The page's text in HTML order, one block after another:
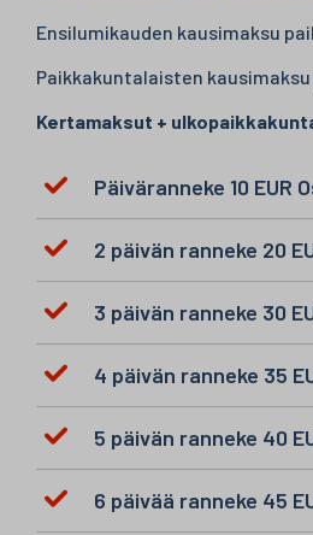
Ensilumikauden kausimaksu
Paikkakuntalaisten
Kertamaksut +
Päiväranneke 10
2 päivän ranneke 20
3 päivän ranneke 30
4 päivän ranneke 35
5 päivän ranneke 40
6 päivää ranneke 45